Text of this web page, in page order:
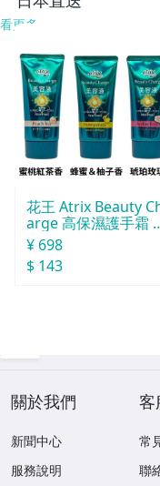
看更多
花王 Atrix Beauty
arge 高保濕護手霜 8
0g
¥ 698
$ 143
關於我們
新聞中心
服務說明
客
常
聯